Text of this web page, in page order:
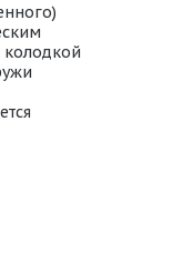
колодкой